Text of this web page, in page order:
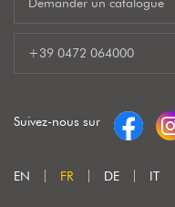
Demander un catalogue
+39 0472 064000
Suivez-nous sur
EN FR DE IT